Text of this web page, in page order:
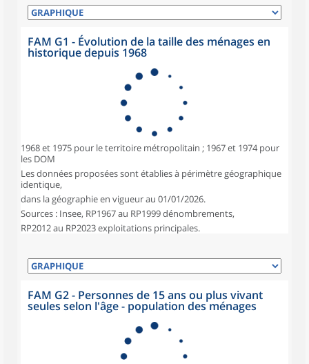
FAM G1 - Évolution de la taille des ménages en
historique depuis 1968
1968 et 1975 pour le territoire métropolitain ; 1967 et 1974 pour
les DOM
Les données proposées sont établies à périmètre géographique
identique,
dans la géographie en vigueur au 01/01/2026.
Sources : Insee, RP1967 au RP1999 dénombrements,
RP2012 au RP2023 exploitations principales.
FAM G2 - Personnes de 15 ans ou plus vivant
seules selon l'âge - population des ménages